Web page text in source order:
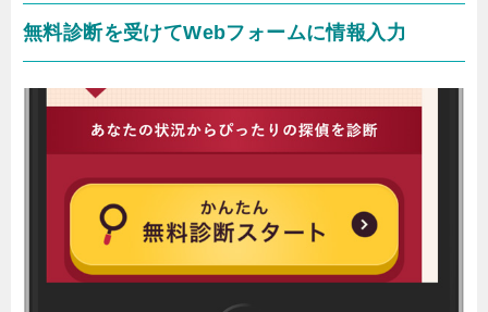
無料診断を受けてWebフォームに情報入力